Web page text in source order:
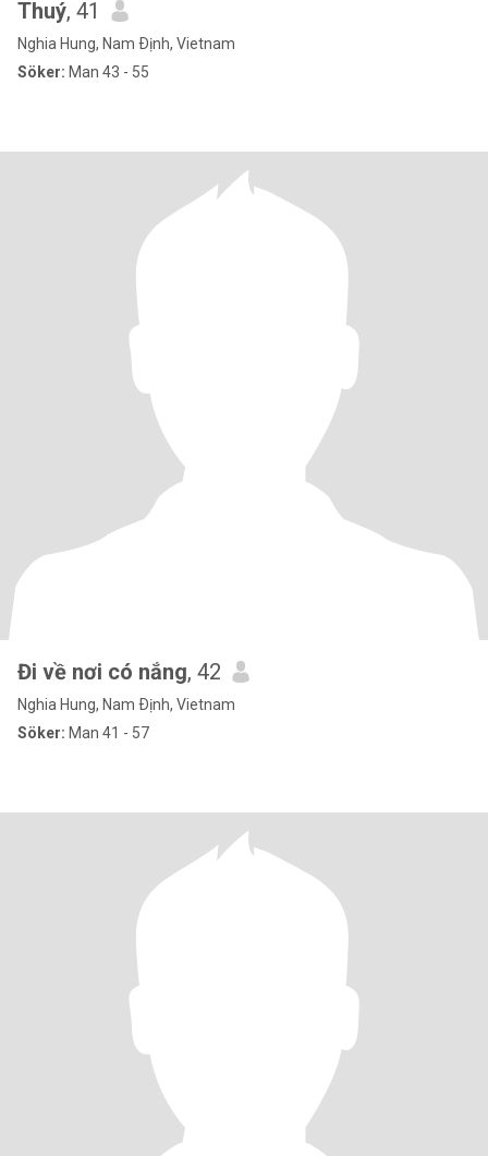
Thuý, 41
Nghia Hung, Nam Ðịnh, Vietnam
Söker: Man 43 - 55
Đi về nơi có nắng, 42
Nghia Hung, Nam Ðịnh, Vietnam
Söker: Man 41 - 57